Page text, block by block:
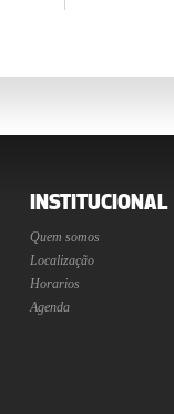
INSTITUCIONAL
Quem somos
Localização
Horarios
Agenda